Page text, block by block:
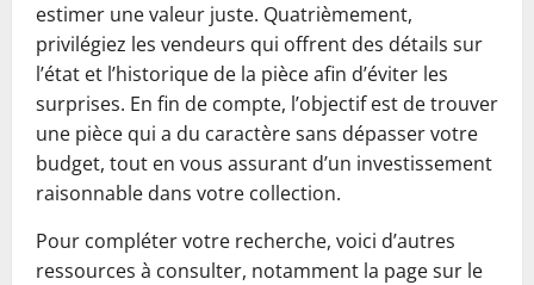
estimer une valeur juste. Quatrièmement,
privilégiez les vendeurs qui offrent des détails sur
l’état et l’historique de la pièce afin d’éviter les
surprises. En fin de compte, l’objectif est de trouver
une pièce qui a du caractère sans dépasser votre
budget, tout en vous assurant d’un investissement
raisonnable dans votre collection.
Pour compléter votre recherche, voici d’autres
ressources à consulter, notamment la page sur le